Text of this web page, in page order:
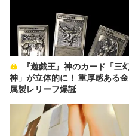
神」が立体的に！ 重厚感ある金
属製レリーフ爆誕